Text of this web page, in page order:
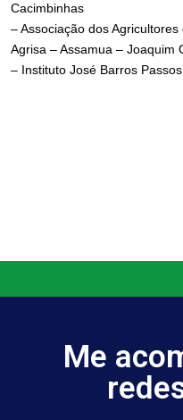
Cacimbinhas
– Associação dos
Agrisa – Assamua – Joaquim
– Instituto José Barros
Me